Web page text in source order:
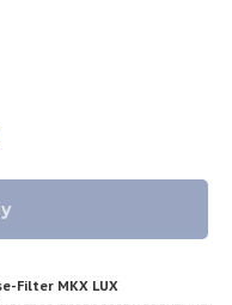
Filter MKX LUX